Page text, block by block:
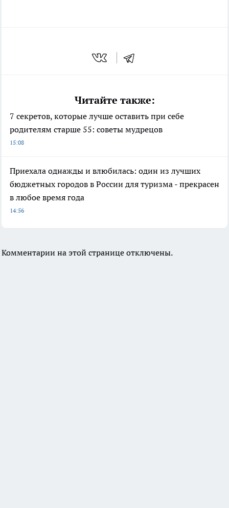
Читайте также:
7 секретов, которые лучше оставить при себе
родителям старше 55: советы мудрецов
15:08
Приехала однажды и влюбилась: один из лучших
бюджетных городов в России для туризма - прекрасен
в любое время года
14:56
Комментарии на этой странице отключены.